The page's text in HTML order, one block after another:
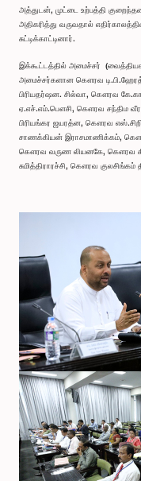
அத்துடன், முட்டை உற்பத்தி
அதிகரித்து வருவதால்
சுட்டிக்காட்டினார்.
இக்கூட்டத்தில் அமைச்சர்
அமைச்சர்களான கௌரவ
பிரியதர்ஷன. சில்வா, கௌரவ
ஏ.எச்.எம்.பௌசி, கௌரவ சந்திம
பிரியங்கர ஜயரத்ன, கௌரவ
சாணக்கியன் இராசமாணிக்கம்,
கௌரவ வருண லியனகே, கௌரவ
சுமித்திராரச்சி, கௌரவ